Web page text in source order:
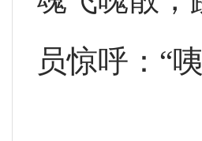
员惊呼：“